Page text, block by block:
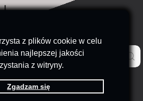
z plików cookie w celu
najlepszej jakości
z witryny.
Zgadzam się
KONTAKT